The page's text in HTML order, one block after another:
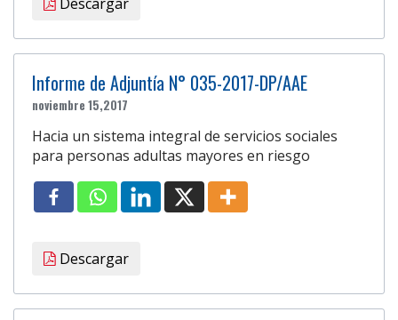
Descargar
Informe de Adjuntía N° 035-2017-DP/AAE
noviembre 15,2017
Hacia un sistema integral de servicios sociales
para personas adultas mayores en riesgo
Descargar